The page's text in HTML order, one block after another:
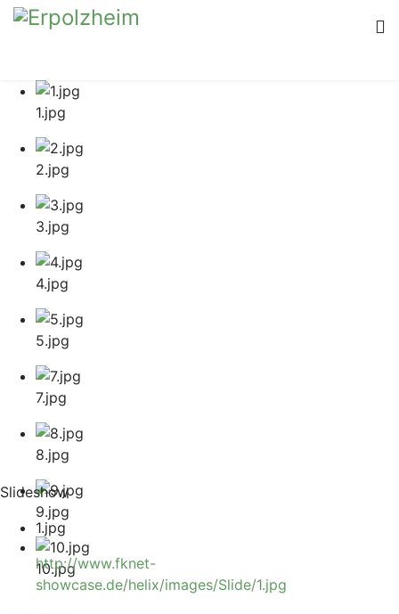
1.jpg
2.jpg
3.jpg
4.jpg
5.jpg
7.jpg
8.jpg
9.jpg
10.jpg
Slideshow
1.jpg
http://www.fknet-
showcase.de/helix/images/Slide/1.jpg